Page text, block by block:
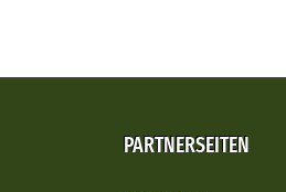
PARTNERSEITEN